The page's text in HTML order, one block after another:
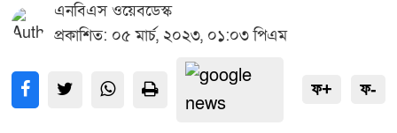
এনবিএস ওয়েবডেস্ক
প্রকাশিত: ০৫ মার্চ, ২০২৩, ০১:০৩ পিএম
ফ+ ফ-